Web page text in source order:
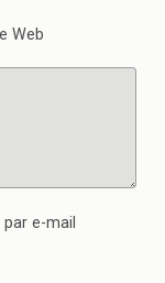
Web
e-mail